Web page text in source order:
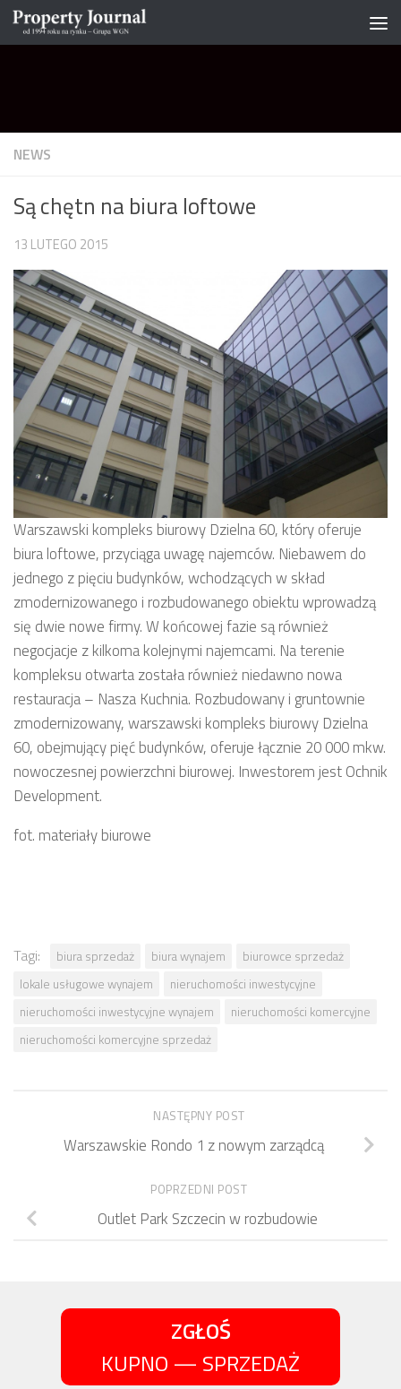
Skip to content
NEWS
Są chętn na biura loftowe
13 LUTEGO 2015
Warszawski kompleks biurowy Dzielna 60, który oferuje
biura loftowe, przyciąga uwagę najemców. Niebawem do
jednego z pięciu budynków, wchodzących w skład
zmodernizowanego i rozbudowanego obiektu wprowadzą
się dwie nowe firmy. W końcowej fazie są również
negocjacje z kilkoma kolejnymi najemcami. Na terenie
kompleksu otwarta została również niedawno nowa
restauracja – Nasza Kuchnia. Rozbudowany i gruntownie
zmodernizowany, warszawski kompleks biurowy Dzielna
60, obejmujący pięć budynków, oferuje łącznie 20 000 mkw.
nowoczesnej powierzchni biurowej. Inwestorem jest Ochnik
Development.
fot. materiały biurowe
Tagi: biura sprzedaż biura wynajem
biurowce sprzedaż
lokale usługowe wynajem
nieruchomości inwestycyjne
nieruchomości inwestycyjne wynajem
nieruchomości komercyjne
nieruchomości komercyjne sprzedaż
NASTĘPNY POST
Warszawskie Rondo 1 z nowym zarządcą
POPRZEDNI POST
Outlet Park Szczecin w rozbudowie
ZGŁOŚ
KUPNO — SPRZEDAŻ